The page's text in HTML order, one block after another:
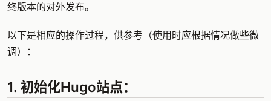
终版本的对外发布。
以下是相应的操作过程，供参考（使用时应根据情况做些微
调）：
1. 初始化Hugo站点：